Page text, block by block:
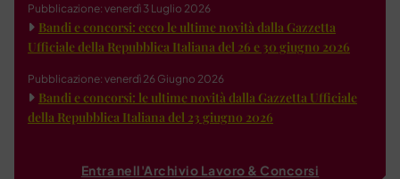
Pubblicazione: venerdì 3 Luglio 2026
Bandi e concorsi: ecco le ultime novità dalla Gazzetta
Ufficiale della Repubblica Italiana del 26 e 30 giugno 2026
Pubblicazione: venerdì 26 Giugno 2026
Bandi e concorsi: le ultime novità dalla Gazzetta Ufficiale
della Repubblica Italiana del 23 giugno 2026
Entra nell'Archivio Lavoro & Concorsi